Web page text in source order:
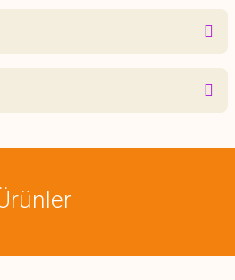
ürün açıklamalarında ve diğer konularda
öneri formunu kullanarak tarafımıza
bilgiler bulunuyor.